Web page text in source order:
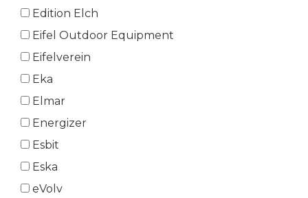
Edition Elch
Eifel Outdoor Equipment
Eifelverein
Eka
Elmar
Energizer
Esbit
Eska
eVolv